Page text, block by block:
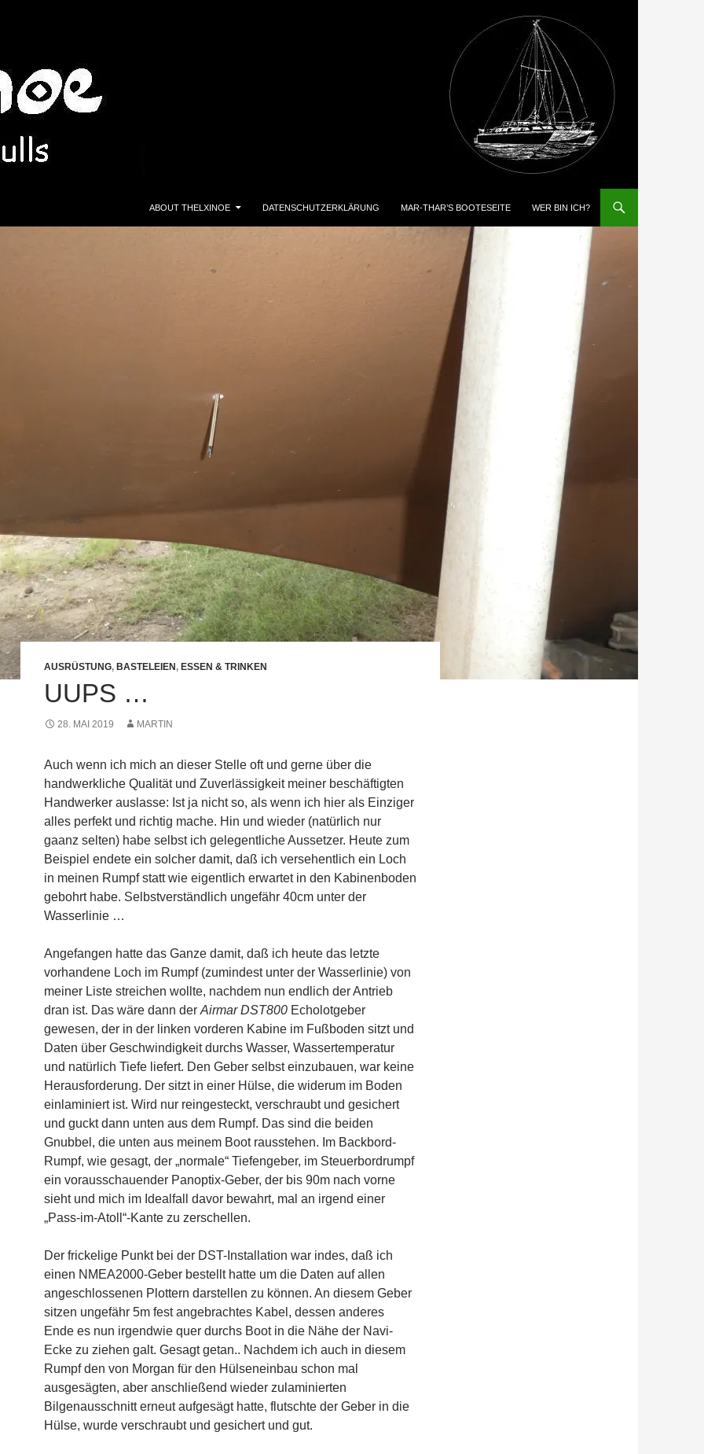
ABOUT THELXINOE
DATENSCHUTZERKLÄRUNG MAR-THAR’S BOOTESEITE WER BIN ICH?
AUSRÜSTUNG, BASTELEIEN , ESSEN & TRINKEN
UUPS …
28. MAI 2019 MARTIN
Auch wenn ich mich an dieser Stelle oft und gerne über die
handwerkliche Qualität und Zuverlässigkeit meiner beschäftigten
Handwerker auslasse: Ist ja nicht so, als wenn ich hier als Einziger
alles perfekt und richtig mache. Hin und wieder (natürlich nur
gaanz selten) habe selbst ich gelegentliche Aussetzer. Heute zum
Beispiel endete ein solcher damit, daß ich versehentlich ein Loch
in meinen Rumpf statt wie eigentlich erwartet in den Kabinenboden
gebohrt habe. Selbstverständlich ungefähr 40cm unter der
Wasserlinie …
Angefangen hatte das Ganze damit, daß ich heute das letzte
vorhandene Loch im Rumpf (zumindest unter der Wasserlinie) von
meiner Liste streichen wollte, nachdem nun endlich der Antrieb
dran ist. Das wäre dann der Airmar DST800 Echolotgeber
gewesen, der in der linken vorderen Kabine im Fußboden sitzt und
Daten über Geschwindigkeit durchs Wasser, Wassertemperatur
und natürlich Tiefe liefert. Den Geber selbst einzubauen, war keine
Herausforderung. Der sitzt in einer Hülse, die widerum im Boden
einlaminiert ist. Wird nur reingesteckt, verschraubt und gesichert
und guckt dann unten aus dem Rumpf. Das sind die beiden
Gnubbel, die unten aus meinem Boot rausstehen. Im Backbord-
Rumpf, wie gesagt, der „normale“ Tiefengeber, im Steuerbordrumpf
ein vorausschauender Panoptix-Geber, der bis 90m nach vorne
sieht und mich im Idealfall davor bewahrt, mal an irgend einer
„Pass-im-Atoll“-Kante zu zerschellen.
Der frickelige Punkt bei der DST-Installation war indes, daß ich
einen NMEA2000-Geber bestellt hatte um die Daten auf allen
angeschlossenen Plottern darstellen zu können. An diesem Geber
sitzen ungefähr 5m fest angebrachtes Kabel, dessen anderes
Ende es nun irgendwie quer durchs Boot in die Nähe der Navi-
Ecke zu ziehen galt. Gesagt getan.. Nachdem ich auch in diesem
Rumpf den von Morgan für den Hülseneinbau schon mal
ausgesägten, aber anschließend wieder zulaminierten
Bilgenausschnitt erneut aufgesägt hatte, flutschte der Geber in die
Hülse, wurde verschraubt und gesichert und gut.